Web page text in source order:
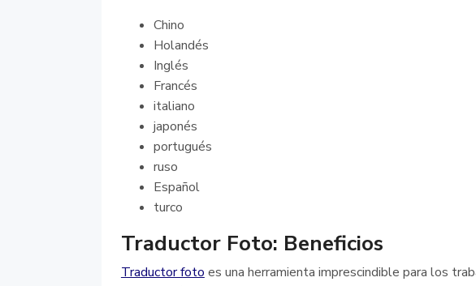
Chino
Holandés
Inglés
Francés
italiano
japonés
portugués
ruso
Español
turco
Traductor Foto: Beneficios
Traductor foto es una herramienta imprescindible para los